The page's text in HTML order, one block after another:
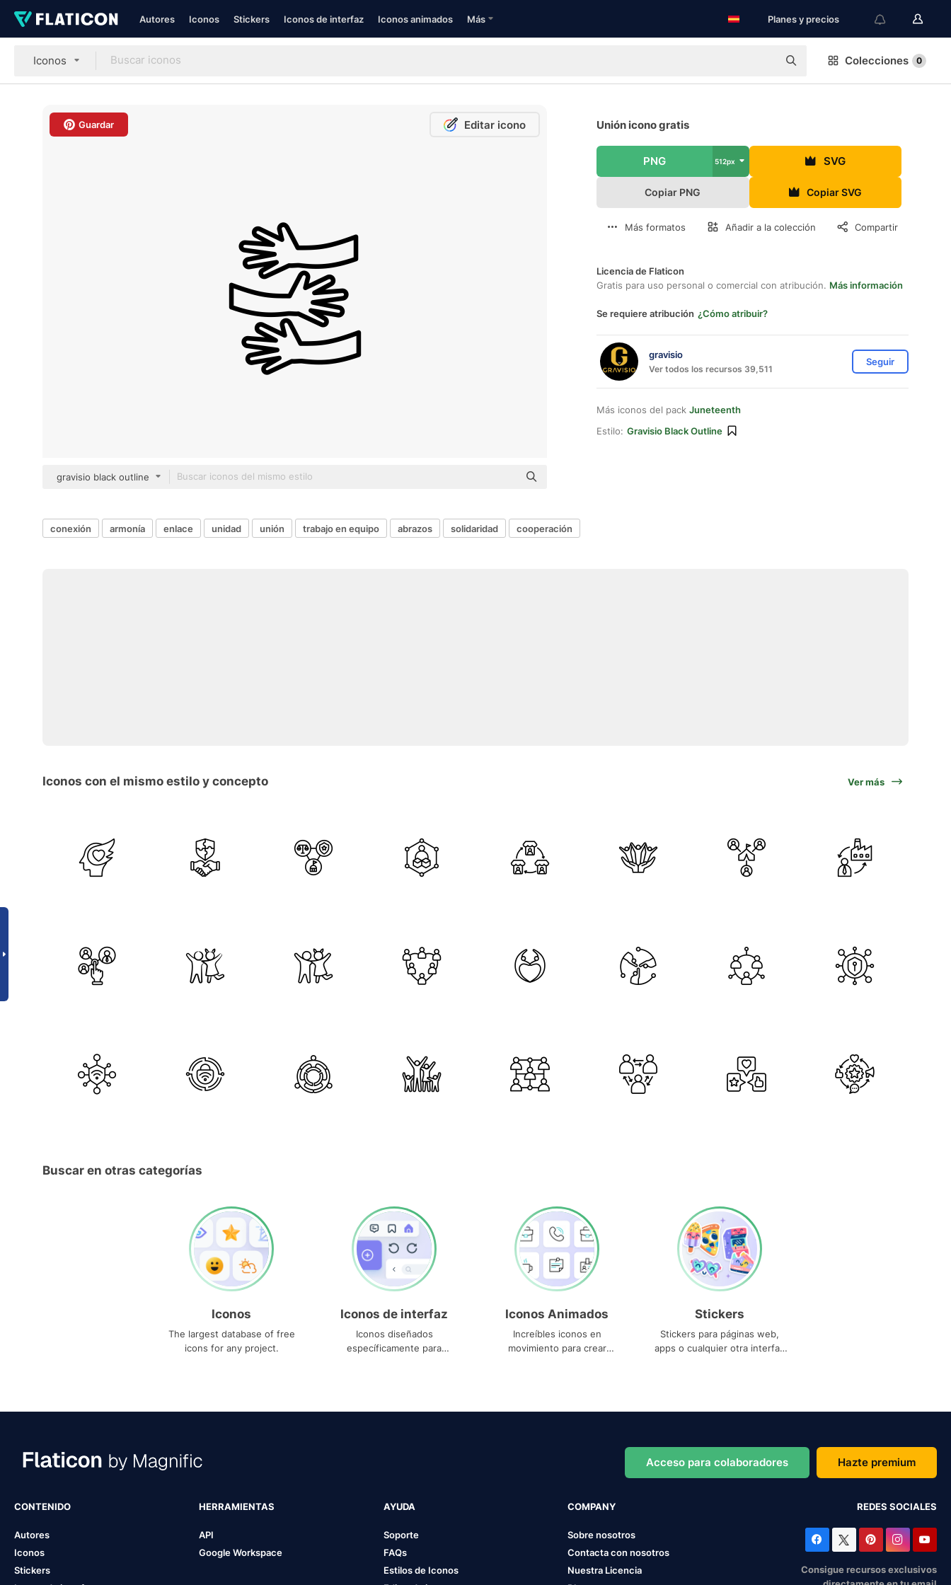
Autores Iconos Stickers Iconos de interfaz Iconos animados Más Planes y precios
Iconos Colecciones 0
Guardar Editar icono
gravisio black outline
Unión icono gratis
PNG 512px SVG
Copiar PNG Copiar SVG
Más formatos Añadir a la colección Compartir
Licencia de Flaticon
Gratis para uso personal o comercial con atribución. Más información
Se requiere atribución ¿Cómo atribuir?
gravisio
Ver todos los recursos 39,511
Seguir
Más iconos del pack Juneteenth
Estilo: Gravisio Black Outline
conexión armonía enlace unidad unión trabajo en equipo abrazos solidaridad cooperación
Iconos con el mismo estilo y concepto Ver más
Buscar en otras categorías
Iconos
The largest database of free
icons for any project.
Iconos de interfaz
Iconos diseñados
específicamente para
Iconos Animados
Increíbles iconos en
movimiento para crear
Stickers
Stickers para páginas web,
apps o cualquier otra interfaz
Acceso para colaboradores Hazte premium
CONTENIDO
Autores
Iconos
Stickers
HERRAMIENTAS
API
Google Workspace
AYUDA
Soporte
FAQs
Estilos de Iconos
COMPANY
Sobre nosotros
Contacta con nosotros
Nuestra Licencia
REDES SOCIALES
Consigue recursos exclusivos